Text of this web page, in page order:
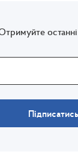
Підписатись